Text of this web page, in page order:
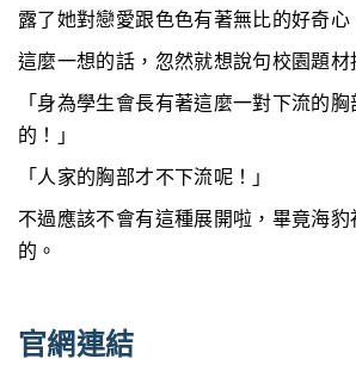
露了她對戀愛跟色色有著無比的好奇心
這麼一想的話，忽然就想說句校園題材
「身為學生會長有著這麼一對下流的
的！」
「人家的胸部才不下流呢！」
不過應該不會有這種展開啦，畢竟海
的。
官網連結